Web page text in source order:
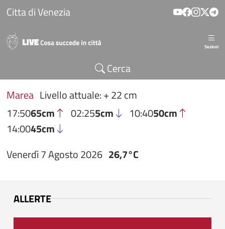
Salta al contenuto principale
Citta di Venezia
Sezioni
Cerca
Marea Livello attuale: + 22 cm
17:5065cm 02:255cm 10:4050cm
14:0045cm
Venerdì 7 Agosto 2026 26,7°C
ALLERTE